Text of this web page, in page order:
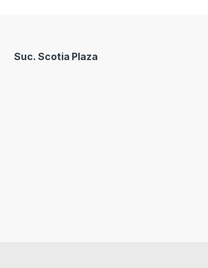
Suc. Scotia Plaza